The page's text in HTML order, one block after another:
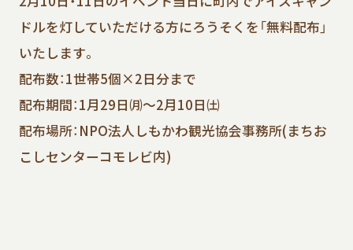
ドルを灯していただける方にろうそくを「無料配布」
いたします。
配布数：1世帯5個×2日分まで
配布期間：1月29日㈪～2月10日㈯
配布場所：NPO法人しもかわ観光協会事務所(まちお
こしセンターコモレビ内)